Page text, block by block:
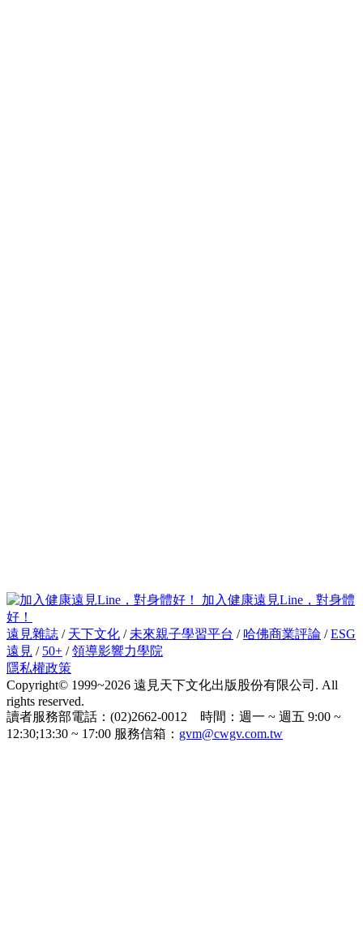
加入健康遠見Line，對身體
好！
遠見雜誌 / 天下文化 / 未來親子學習平台 / 哈佛商業評論 /ESG
遠見 / 50+ /領導影響力學院
隱私權政策
Copyright© 1999~2026 遠見天下文化出版股份有限公司. All
rights reserved.
讀者服務部電話：(02)2662-0012 時間：週一 ~ 週五 9:00 ~
12:30;13:30 ~ 17:00 服務信箱： gvm@cwgv.com.tw